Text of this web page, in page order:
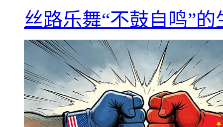
丝路乐舞“不鼓自鸣”